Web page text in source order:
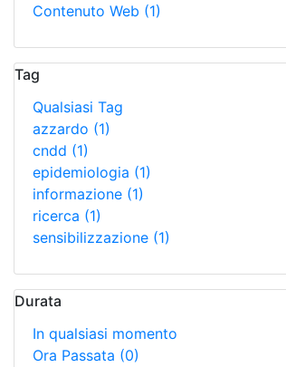
Contenuto Web (1)
Tag
Qualsiasi Tag
azzardo (1)
cndd (1)
epidemiologia (1)
informazione (1)
ricerca (1)
sensibilizzazione (1)
Durata
In qualsiasi momento
Ora Passata (0)